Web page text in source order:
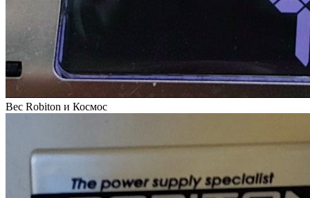
Вес Robiton и Космос